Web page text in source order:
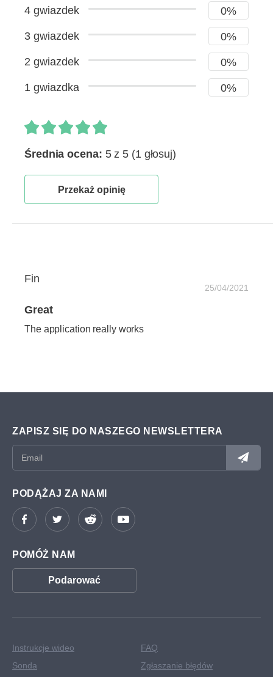
4 gwiazdek 0%
3 gwiazdek 0%
2 gwiazdek 0%
1 gwiazdka 0%
Średnia ocena: 5 z 5 (1 głosuj)
Przekaż opinię
Fin
25/04/2021
Great
The application really works
ZAPISZ SIĘ DO NASZEGO NEWSLETTERA
PODĄŻAJ ZA NAMI
POMÓŻ NAM
Podarować
Instrukcje wideo
Sonda
FAQ
Zgłaszanie błędów